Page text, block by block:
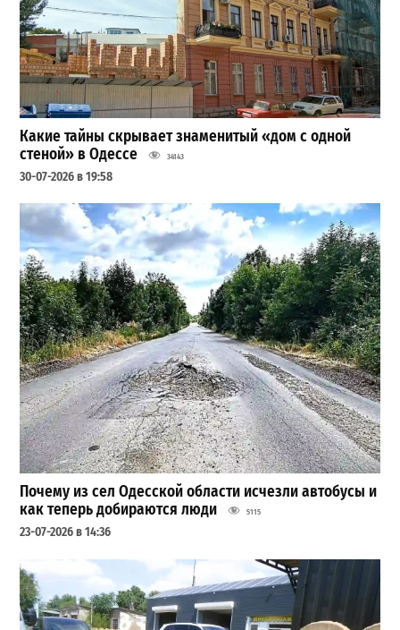
Какие тайны скрывает знаменитый «дом с одной
стеной» в Одессе
34143
30-07-2026 в 19:58
Почему из сел Одесской области исчезли автобусы и
как теперь добираются люди
5115
23-07-2026 в 14:36